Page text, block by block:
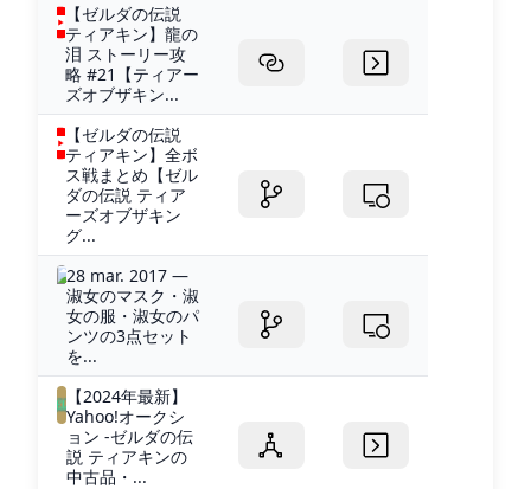
【ゼルダの伝説
ティアキン】龍の
泪 ストーリー攻
略 #21【ティアー
ズオブザキン...
【ゼルダの伝説
ティアキン】全ボ
ス戦まとめ【ゼル
ダの伝説 ティア
ーズオブザキン
グ...
28 mar. 2017 —
淑女のマスク・淑
女の服・淑女のパ
ンツの3点セット
を...
【2024年最新】
Yahoo!オークシ
ョン -ゼルダの伝
説 ティアキンの
中古品・...